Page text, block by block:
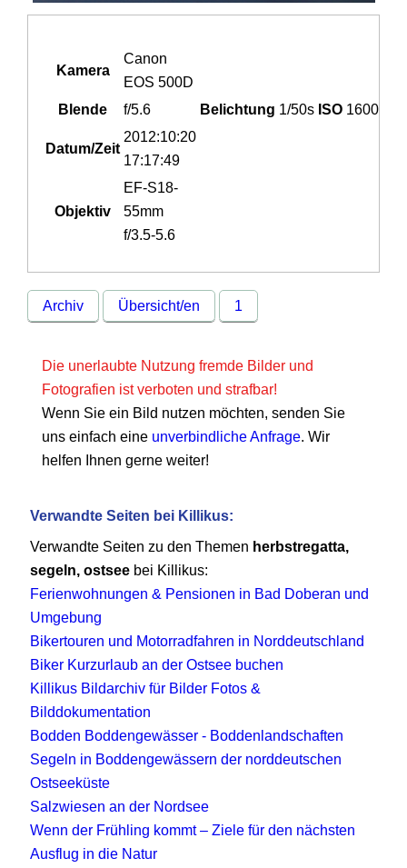
Kamera
Canon
EOS 500D
Blende
f/5.6 Belichtung 1/50s ISO 1600
Datum/Zeit
2012:10:20
17:17:49
Objektiv
EF-S18-
55mm
f/3.5-5.6
Archiv Übersicht/en 1
Die unerlaubte Nutzung fremde Bilder und
Fotografien ist verboten und strafbar!
Wenn Sie ein Bild nutzen möchten, senden Sie
uns einfach eine unverbindliche Anfrage. Wir
helfen Ihnen gerne weiter!
Verwandte Seiten bei Killikus:
Verwandte Seiten zu den Themen herbstregatta,
segeln, ostsee bei Killikus:
Ferienwohnungen & Pensionen in Bad Doberan und
Umgebung
Bikertouren und Motorradfahren in Norddeutschland
Biker Kurzurlaub an der Ostsee buchen
Killikus Bildarchiv für Bilder Fotos &
Bilddokumentation
Bodden Boddengewässer - Boddenlandschaften
Segeln in Boddengewässern der norddeutschen
Ostseeküste
Salzwiesen an der Nordsee
Wenn der Frühling kommt – Ziele für den nächsten
Ausflug in die Natur